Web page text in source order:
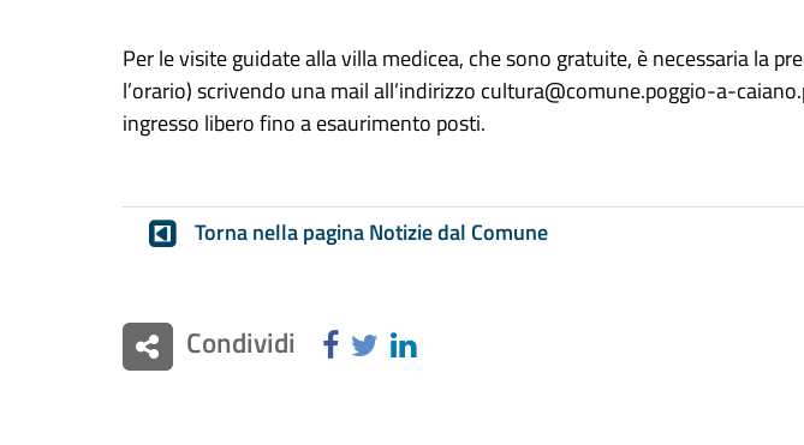
Per le visite guidate alla villa medicea, che sono gratuite, è necessaria la
l’orario) scrivendo una mail all’indirizzo cultura@comune.poggio-a-
ingresso libero fino a esaurimento posti.
Torna nella pagina Notizie dal Comune
Condividi